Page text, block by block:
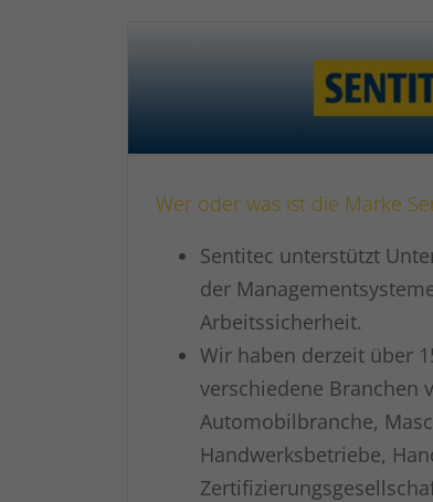
Wer oder was ist die Marke
Sentitec unterstützt
der
Arbeitssicherheit.
Wir haben derzeit über
verschiedene Branchen
Automobilbranche,
Handwerksbetriebe,